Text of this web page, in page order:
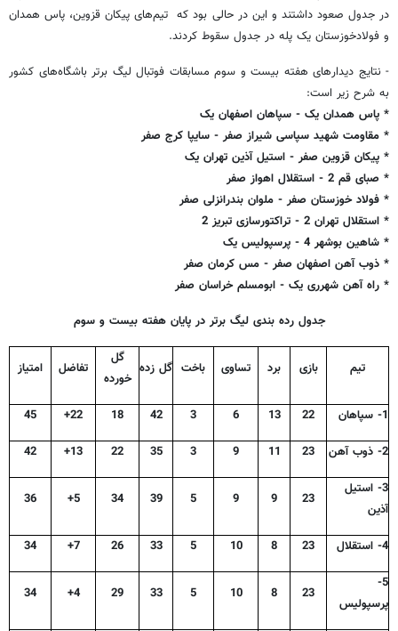
در جدول صعود داشتند و این در حالی بود که تیم‌های پیکان قزوین، پاس همدان
و فولادخوزستان یک پله در جدول سقوط کردند.
- نتایج دیدارهای هفته بیست و سوم مسابقات فوتبال لیگ برتر باشگاه‌های کشور
به شرح زیر است:
* پاس همدان یک - سپاهان اصفهان یک
* مقاومت شهید سپاسی شیراز صفر - سایپا کرج صفر
* پیکان قزوین صفر - استیل آذین تهران یک
* صبای قم 2 - استقلال اهواز صفر
* فولاد خوزستان صفر - ملوان بندرانزلی صفر
* استقلال تهران 2 - تراکتورسازی تبریز 2
* شاهین بوشهر 4 - پرسپولیس یک
* ذوب آهن اصفهان صفر - مس کرمان صفر
* راه آهن شهرری یک - ابومسلم خراسان صفر
جدول رده بندی لیگ برتر در پایان هفته بیست و سوم
تیم بازی برد تساوی باخت گل زده
گل
خورده
تفاضل امتیاز
1- سپاهان 22
13
6
3
42
18
22+
45
2- ذوب آهن 23
11
9
3
35
22
13+
42
3- استیل
آذین
23
9
9
5
39
34
5+
36
4- استقلال 23
8
10
5
33
26
7+
34
5-
پرسپولیس
23
8
10
5
33
29
4+
34